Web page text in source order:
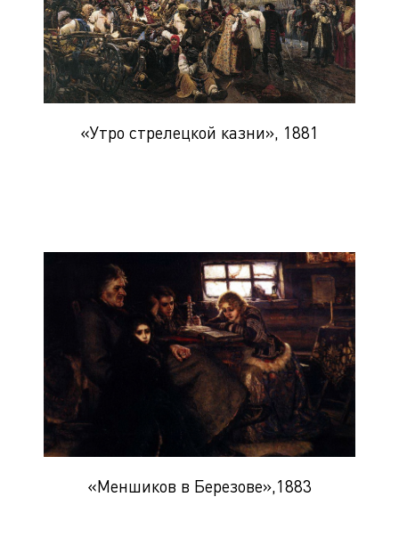
«Утро стрелецкой казни», 1881
«Меншиков в Березове»,1883